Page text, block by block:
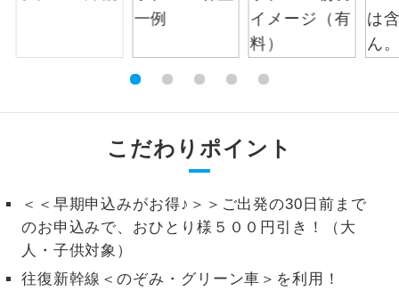
こだわりポイント
＜＜早期申込みがお得♪＞＞ご出発の30日前まで
のお申込みで、おひとり様５００円引き！（大
人・子供対象）
往復新幹線＜のぞみ・グリーン車＞を利用！
温泉地にも宿泊するコースです。
ご宿泊ホテルに露天風呂が付いていま
ご宿泊ホテルに大浴場が付いています。
全食事付き
事の心配はいりません。（機内食を除
く）
お部屋食
だけます。